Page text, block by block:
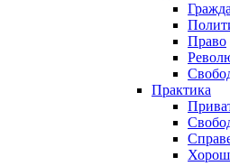
Право
Практика